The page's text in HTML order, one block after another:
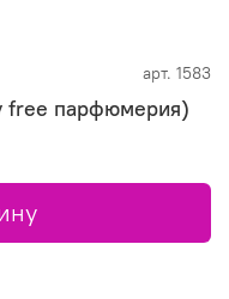
арт. 1583
free парфюмерия)